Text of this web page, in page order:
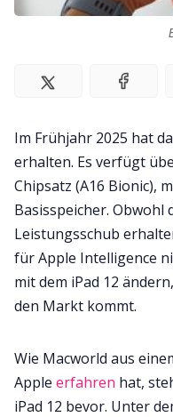
Im Frühjahr 2025 hat
erhalten. Es verfügt
Chipsatz (A16 Bionic),
Basisspeicher. Obwohl
Leistungsschub
für Apple Intelligence
mit dem iPad 12
den Markt kommt.
Wie Macworld aus
Apple erfahren hat,
iPad 12 bevor. Unter